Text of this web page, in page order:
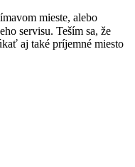
mieste, alebo
servisu. Teším sa, že
aj také príjemné miesto